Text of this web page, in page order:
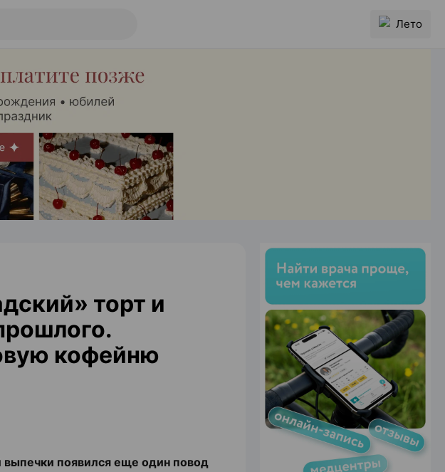
Лето
САЙТЕ
торт и
кофейню
появился еще один повод
ЭФФЕКТИВНАЯ РЕКЛАМА НА САЙТЕ